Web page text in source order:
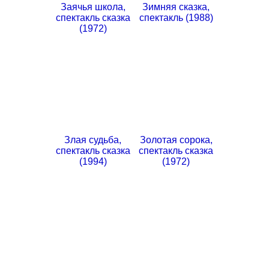
Заячья школа,
спектакль сказка
(1972)
Зимняя сказка,
спектакль (1988)
Злая судьба,
спектакль сказка
(1994)
Золотая сорока,
спектакль сказка
(1972)